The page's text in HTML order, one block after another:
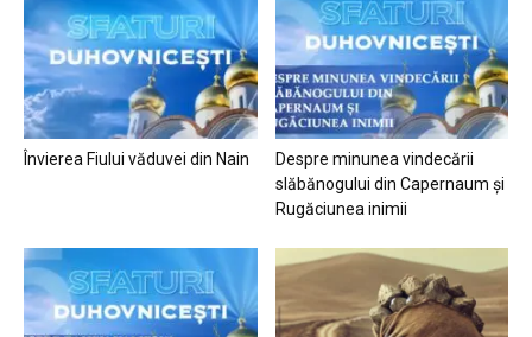
Învierea Fiului văduvei din Nain
Despre minunea vindecării
slăbănogului din Capernaum și
Rugăciunea inimii